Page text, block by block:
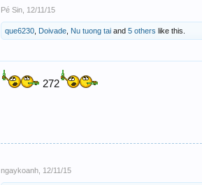
Pé Sin 12/11/15
que6230 Doivade Nu tuong tai and 5 others like this.
272
ngaykoanh 12/11/15